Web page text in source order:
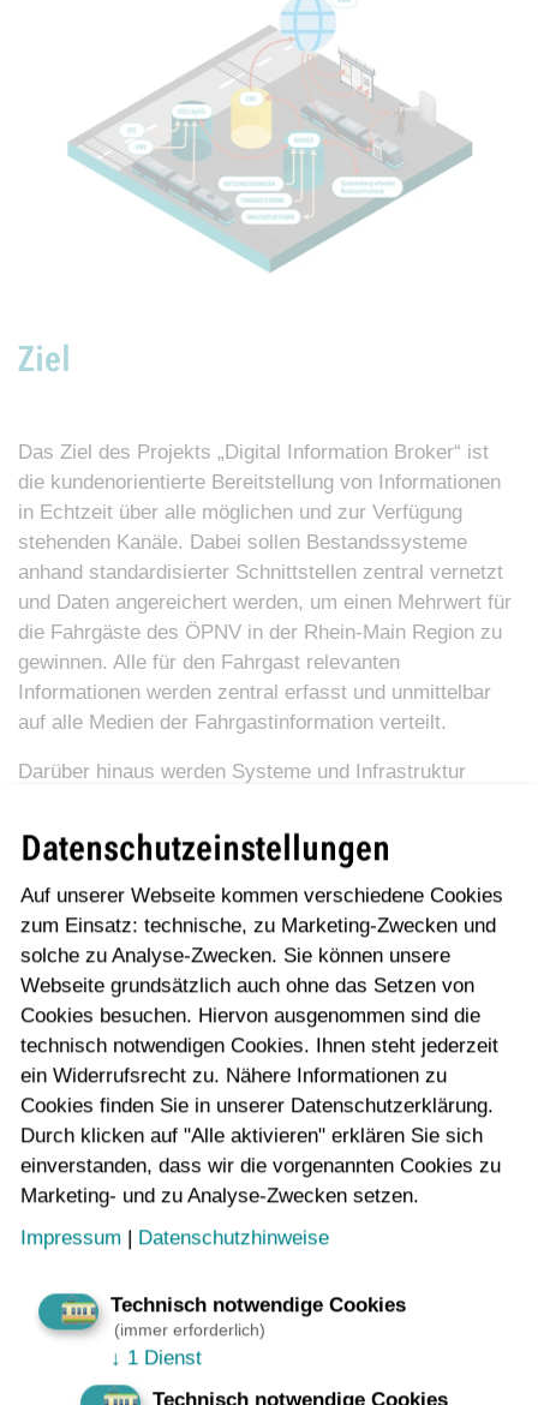
Ziel
Das Ziel des Projekts „Digital Information Broker“ ist
die kundenorientierte Bereitstellung von Informationen
in Echtzeit über alle möglichen und zur Verfügung
stehenden Kanäle. Dabei sollen Bestandssysteme
anhand standardisierter Schnittstellen zentral vernetzt
und Daten angereichert werden, um einen Mehrwert für
die Fahrgäste des ÖPNV in der Rhein-Main Region zu
gewinnen. Alle für den Fahrgast relevanten
Informationen werden zentral erfasst und unmittelbar
auf alle Medien der Fahrgastinformation verteilt.
Darüber hinaus werden Systeme und Infrastruktur
dass unsere Fahrgäste eine transparente und
lückenlose Informationskette auf Haltestellenanzeigern,
Monitoren und mobilen Endgeräten erhalten.
Maßnahmen
Daten Broker– Zentrale Bereitstellung und Verteilung
von Echtzeitdaten
Digitale Haltestelle
– Aktuelle standortbezogene
Informationen an Stationen und Haltestellen auf
Monitoren und mobilen Endgeräten
und den Umsteigebeziehungen
Auslastung von Fahrzeugen
Fahrzeugen und Verfügbarkeit des Mehrzweckabteils in
Datenschutzeinstellungen
Auf unserer Webseite kommen verschiedene Cookies
zum Einsatz: technische, zu Marketing-Zwecken und
solche zu Analyse-Zwecken. Sie können unsere
Webseite grundsätzlich auch ohne das Setzen von
Cookies besuchen. Hiervon ausgenommen sind die
technisch notwendigen Cookies. Ihnen steht jederzeit
ein Widerrufsrecht zu. Nähere Informationen zu
Cookies finden Sie in unserer Datenschutzerklärung.
Durch klicken auf "Alle aktivieren" erklären Sie sich
einverstanden, dass wir die vorgenannten Cookies zu
Marketing- und zu Analyse-Zwecken setzen.
Impressum | Datenschutzhinweise
Technisch notwendige Cookies
(immer erforderlich)
↓ 1 Dienst
Technisch notwendige Cookies